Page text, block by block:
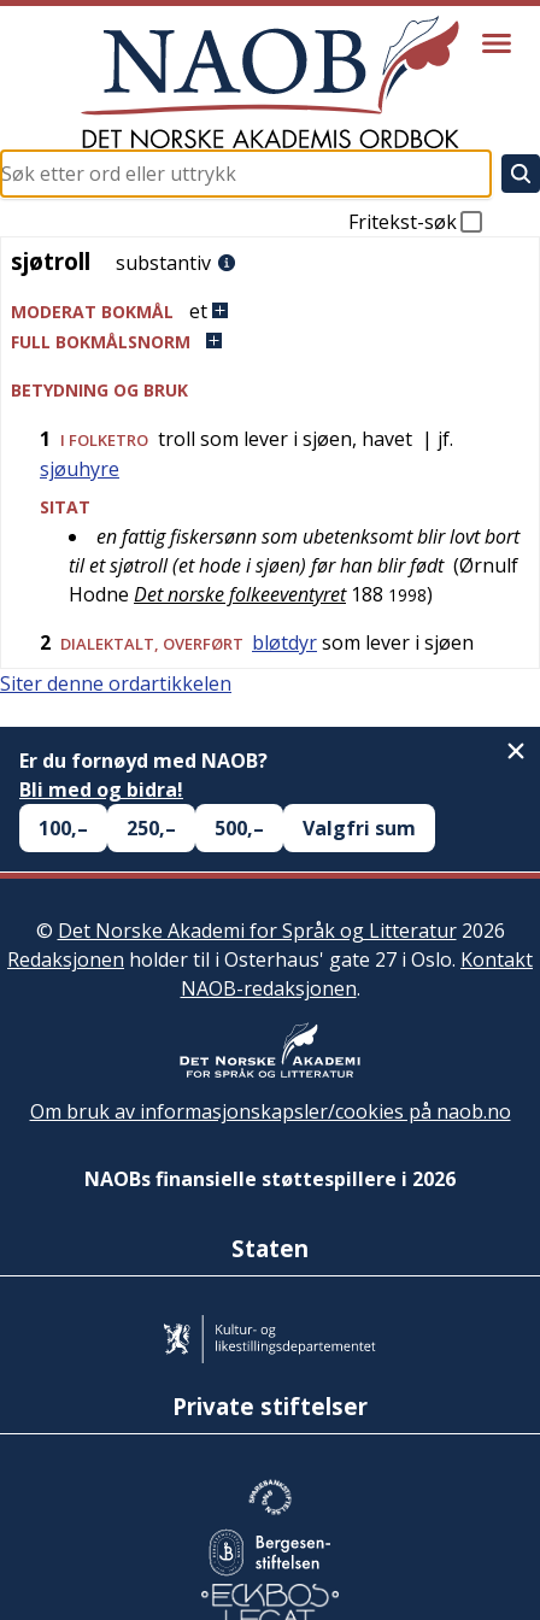
Fritekst-søk
sjøtroll
sjøtroll substantiv
MODERAT BOKMÅL et
FULL BOKMÅLSNORM
BETYDNING OG BRUK
1 I FOLKETRO troll som lever i sjøen, havet | jf.
sjøuhyre
SITAT
en fattig fiskersønn som ubetenksomt blir lovt bort
til et sjøtroll (et hode i sjøen) før han blir født (Ørnulf
Hodne Det norske folkeeventyret 188 1998)
2 DIALEKTALT, OVERFØRT bløtdyrsom lever i sjøen
Siter denne ordartikkelen
Er du fornøyd med NAOB?
Bli med og bidra!
100,–
250,– 500,– Valgfri sum
© Det Norske Akademi for Språk og Litteratur2026
Redaksjonen holder til i Osterhaus' gate 27 i Oslo. Kontakt
NAOB-redaksjonen.
Om bruk av informasjonskapsler/cookies på naob.no
NAOBs finansielle støttespillere i 2026
Staten
Private stiftelser